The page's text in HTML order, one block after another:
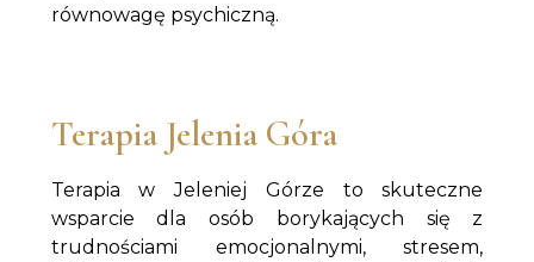
równowagę psychiczną.
Terapia Jelenia Góra
Terapia w Jeleniej Górze to skuteczne
wsparcie dla osób borykających się z
trudnościami emocjonalnymi, stresem,